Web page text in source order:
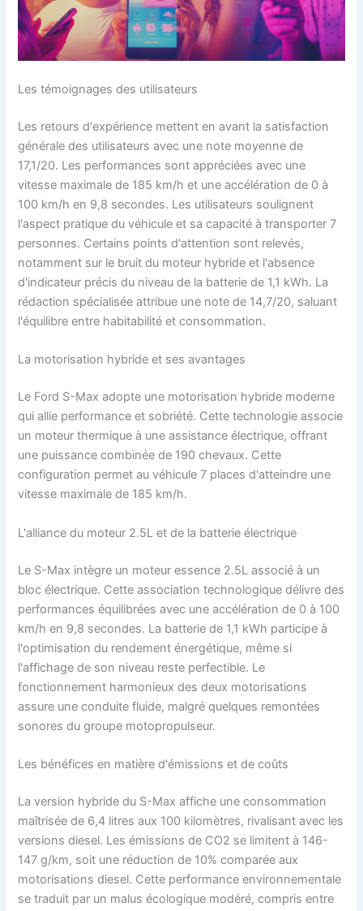
Les témoignages des utilisateurs
Les retours d'expérience mettent en avant la satisfaction
générale des utilisateurs avec une note moyenne de
17,1/20. Les performances sont appréciées avec une
vitesse maximale de 185 km/h et une accélération de 0 à
100 km/h en 9,8 secondes. Les utilisateurs soulignent
l'aspect pratique du véhicule et sa capacité à transporter 7
personnes. Certains points d'attention sont relevés,
notamment sur le bruit du moteur hybride et l'absence
d'indicateur précis du niveau de la batterie de 1,1 kWh. La
rédaction spécialisée attribue une note de 14,7/20, saluant
l'équilibre entre habitabilité et consommation.
La motorisation hybride et ses avantages
Le Ford S-Max adopte une motorisation hybride moderne
qui allie performance et sobriété. Cette technologie associe
un moteur thermique à une assistance électrique, offrant
une puissance combinée de 190 chevaux. Cette
configuration permet au véhicule 7 places d'atteindre une
vitesse maximale de 185 km/h.
L'alliance du moteur 2.5L et de la batterie électrique
Le S-Max intègre un moteur essence 2.5L associé à un
bloc électrique. Cette association technologique délivre des
performances équilibrées avec une accélération de 0 à 100
km/h en 9,8 secondes. La batterie de 1,1 kWh participe à
l'optimisation du rendement énergétique, même si
l'affichage de son niveau reste perfectible. Le
fonctionnement harmonieux des deux motorisations
assure une conduite fluide, malgré quelques remontées
sonores du groupe motopropulseur.
Les bénéfices en matière d'émissions et de coûts
La version hybride du S-Max affiche une consommation
maîtrisée de 6,4 litres aux 100 kilomètres, rivalisant avec les
versions diesel. Les émissions de CO2 se limitent à 146-
147 g/km, soit une réduction de 10% comparée aux
motorisations diesel. Cette performance environnementale
se traduit par un malus écologique modéré, compris entre